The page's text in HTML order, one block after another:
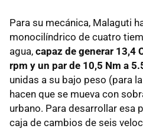
Para su mecánica, Malaguti
monocilíndrico de cuatro
agua, capaz de generar 13,4
rpm y un par de 10,5 Nm a
unidas a su bajo peso (para
hacen que se mueva con
urbano. Para desarrollar esa
caja de cambios de seis